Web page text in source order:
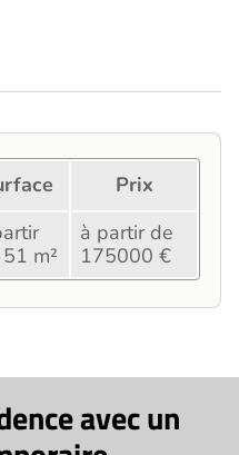
Prix
m²
à partir de
175000 €
avec un